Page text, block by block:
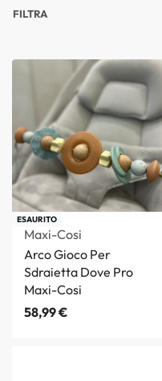
FILTRA
ESAURITO
Maxi-Cosi
Arco Gioco Per
Sdraietta Dove Pro
Maxi-Cosi
58,99€